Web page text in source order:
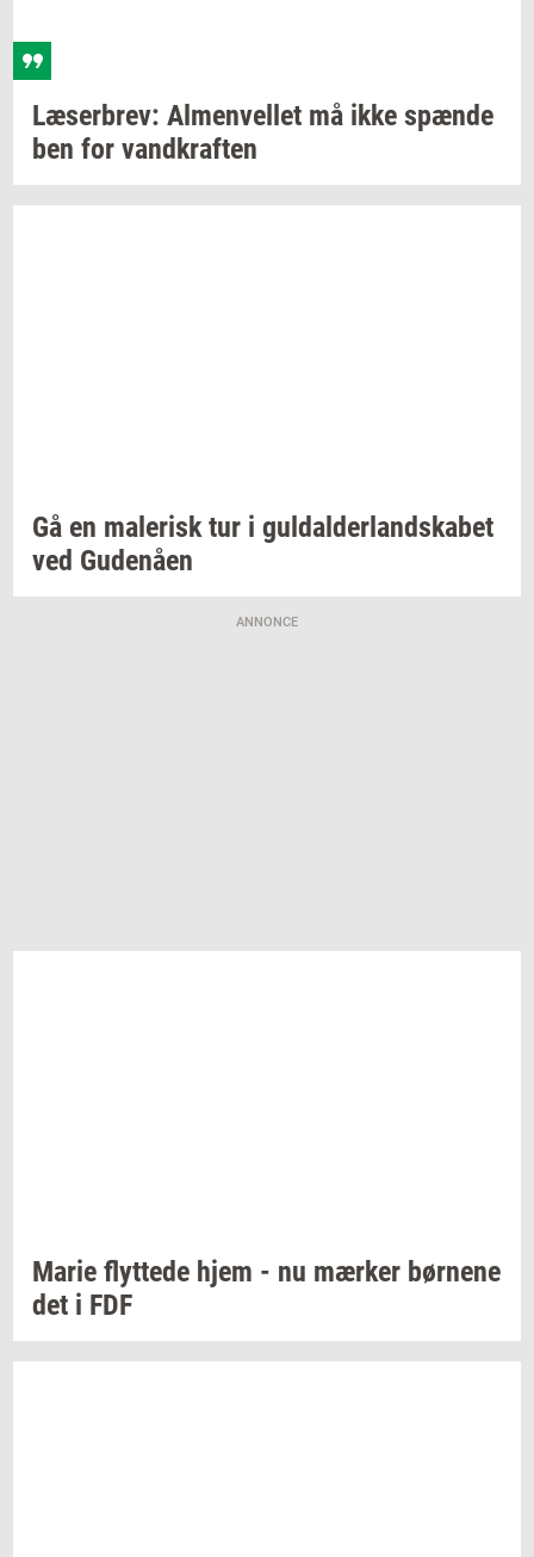
Læ­ser­brev: Al­men­vel­let må ikke spæn­de
ben for vand­kraf­ten
Gå en ma­le­risk tur i gul­dal­der­land­ska­bet
ved Gu­denå­en
ANNONCE
Marie flyt­te­de hjem - nu mær­ker bør­ne­ne
det i FDF